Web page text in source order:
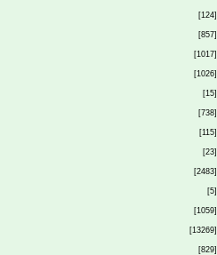
[124]
[857]
[1017]
[1026]
[15]
[738]
[115]
[23]
[2483]
[5]
[1059]
[13269]
[829]